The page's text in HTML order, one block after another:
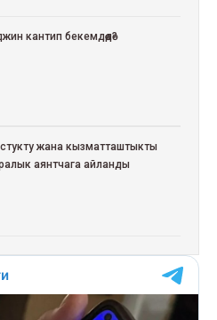
кантип бекемдөөдө?
жана кызматташтыкты
аянтчага айланды